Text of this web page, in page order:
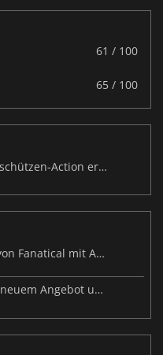
61 / 100
65 / 100
Sniper Elite Bundle: Jetzt Scharfschützen-Action erleben
Neues BYO Adrenaline Bundle von Fanatical mit Action-Titeln
Fanatical feiert 1500 Pakete mit neuem Angebot und 28 Optionen